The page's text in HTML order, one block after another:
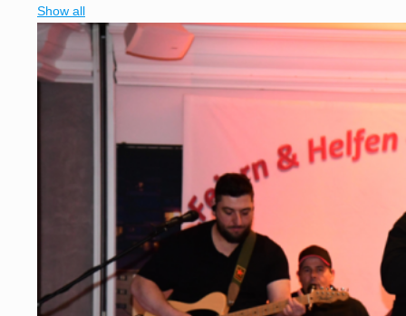
Show all